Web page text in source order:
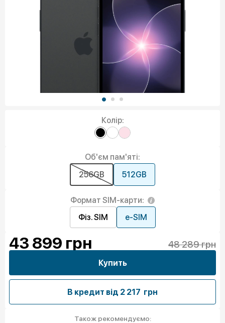
Колір:
Об'єм пам'яті:
256GB
512GB
Формат SIM-карти:
Фіз. SIM
e-SIM
43 899 грн 48 289 грн
Купить
В кредит від 2 217 грн
Також рекомендуємо: